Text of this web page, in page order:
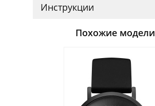
Инструкции
Похожие модели